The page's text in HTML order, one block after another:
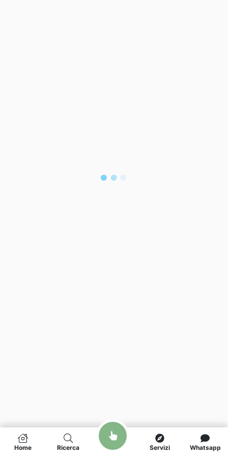
Home Ricerca Servizi Whatsapp